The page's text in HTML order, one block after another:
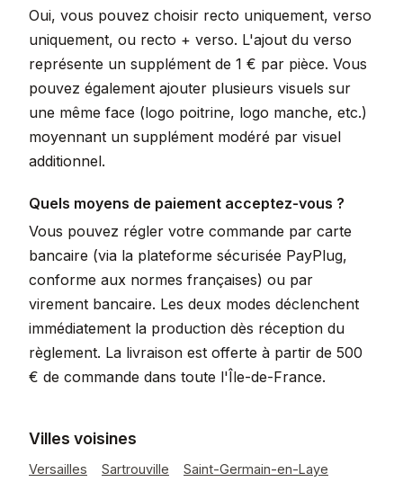
Oui, vous pouvez choisir recto uniquement, verso
uniquement, ou recto + verso. L'ajout du verso
représente un supplément de 1 € par pièce. Vous
pouvez également ajouter plusieurs visuels sur
une même face (logo poitrine, logo manche, etc.)
moyennant un supplément modéré par visuel
additionnel.
Quels moyens de paiement acceptez-vous ?
Vous pouvez régler votre commande par carte
bancaire (via la plateforme sécurisée PayPlug,
conforme aux normes françaises) ou par
virement bancaire. Les deux modes déclenchent
immédiatement la production dès réception du
règlement. La livraison est offerte à partir de 500
€ de commande dans toute l'Île-de-France.
Villes voisines
Versailles Sartrouville
Saint-Germain-en-Laye